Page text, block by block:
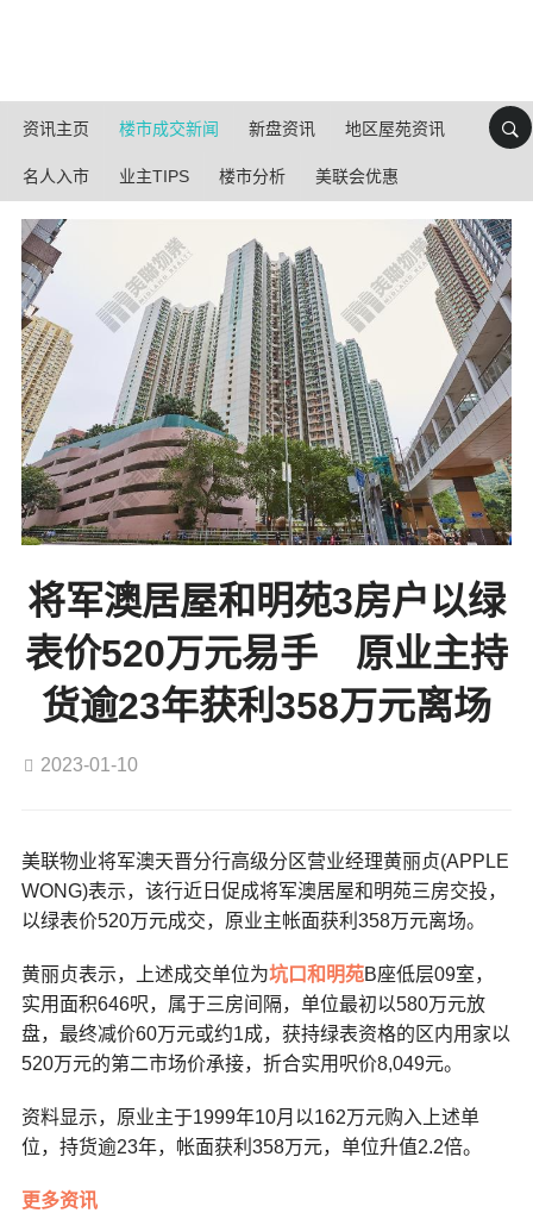
资讯主页 楼市成交新闻 新盘资讯 地区屋苑资讯
名人入市 业主TIPS 楼市分析 美联会优惠
将军澳居屋和明苑3房户以绿
表价520万元易手 原业主持
货逾23年获利358万元离场
2023-01-10
美联物业将军澳天晋分行高级分区营业经理黄丽贞(APPLE
WONG)表示，该行近日促成将军澳居屋和明苑三房交投，
以绿表价520万元成交，原业主帐面获利358万元离场。
黄丽贞表示，上述成交单位为坑口和明苑B座低层09室，
实用面积646呎，属于三房间隔，单位最初以580万元放
盘，最终减价60万元或约1成，获持绿表资格的区内用家以
520万元的第二市场价承接，折合实用呎价8,049元。
资料显示，原业主于1999年10月以162万元购入上述单
位，持货逾23年，帐面获利358万元，单位升值2.2倍。
更多资讯